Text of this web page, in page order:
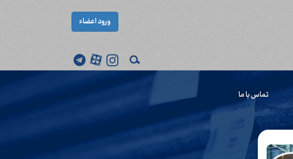
ورود اعضاء
تماس با ما